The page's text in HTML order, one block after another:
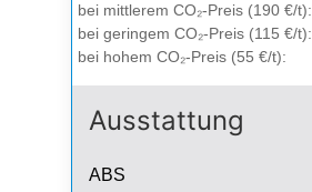
bei mittlerem CO₂-Preis (190 €/t):
bei geringem CO₂-Preis (115 €/t):
bei hohem CO₂-Preis (55 €/t):
Ausstattung
ABS